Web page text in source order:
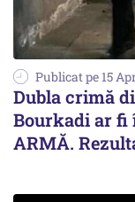
Publicat pe 15
Dubla crimă
Bourkadi ar fi
ARMĂ.